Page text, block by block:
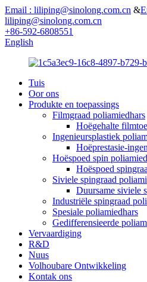
Email : liliping@sinolong.com.cn &
liliping@sinolong.com.cn
+86-592-6808551
English
Tuis
Oor ons
Produkte en toepassings
Filmgraad poliamiedhars
Hoëgehalte
Ingenieursplastiek
Hoëprestasie-
Hoëspoed spin
Hoëspoed
Siviele spingraad
Duursame siviele
Industriële spingraad
Spesiale poliamiedhars
Gedifferensieerde
Vervaardiging
R&D
Nuus
Volhoubare Ontwikkeling
Kontak ons